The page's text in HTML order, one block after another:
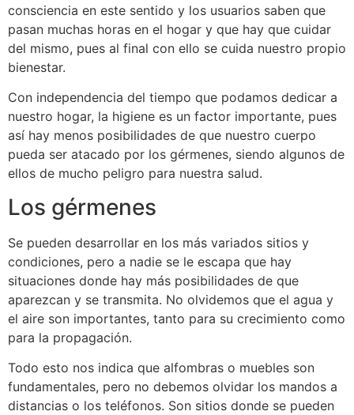
consciencia en este sentido y los usuarios saben que
pasan muchas horas en el hogar y que hay que cuidar
del mismo, pues al final con ello se cuida nuestro propio
bienestar.
Con independencia del tiempo que podamos dedicar a
nuestro hogar, la higiene es un factor importante, pues
así hay menos posibilidades de que nuestro cuerpo
pueda ser atacado por los gérmenes, siendo algunos de
ellos de mucho peligro para nuestra salud.
Los gérmenes
Se pueden desarrollar en los más variados sitios y
condiciones, pero a nadie se le escapa que hay
situaciones donde hay más posibilidades de que
aparezcan y se transmita. No olvidemos que el agua y
el aire son importantes, tanto para su crecimiento como
para la propagación.
Todo esto nos indica que alfombras o muebles son
fundamentales, pero no debemos olvidar los mandos a
distancias o los teléfonos. Son sitios donde se pueden